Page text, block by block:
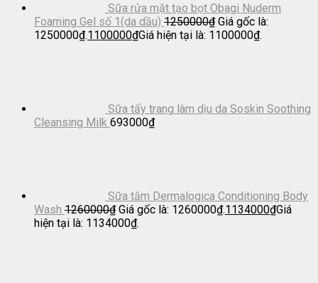
Sữa rửa mặt tạo bọt Obagi Nuderm
Foaming Gel số 1(da dầu) 1250000₫ Giá gốc là:
1250000₫.1100000₫Giá hiện tại là: 1100000₫.
Sữa tẩy trang làm dịu da Soskin Soothing
Cleansing Milk 693000₫
Sữa tắm Dermalogica Conditioning Body
Wash 1260000₫ Giá gốc là: 1260000₫.1134000₫Giá
hiện tại là: 1134000₫.